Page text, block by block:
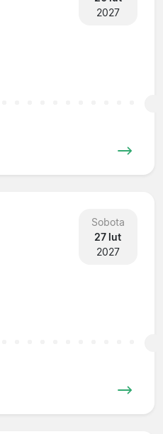
2027
Sobota
27 lut
2027